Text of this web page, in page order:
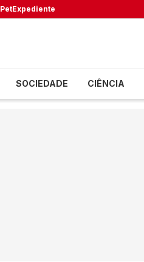
PetExpediente
SOCIEDADE CIÊNCIA